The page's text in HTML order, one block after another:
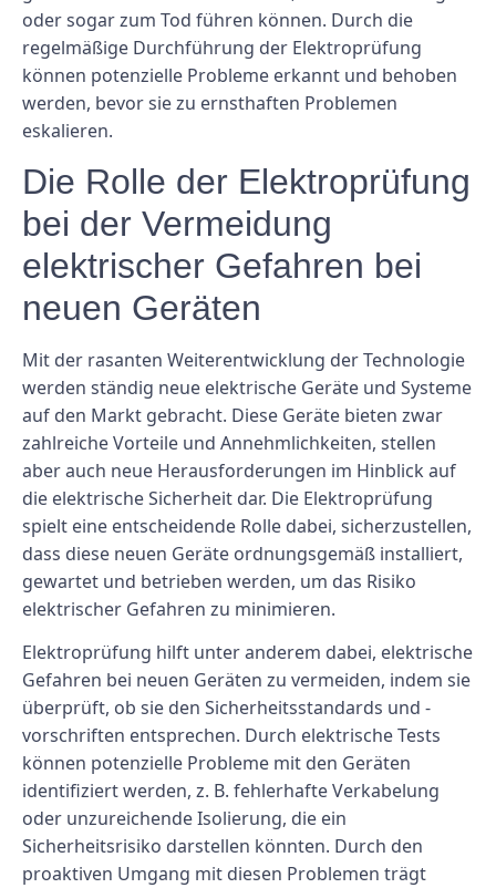
oder sogar zum Tod führen können. Durch die
regelmäßige Durchführung der Elektroprüfung
können potenzielle Probleme erkannt und behoben
werden, bevor sie zu ernsthaften Problemen
eskalieren.
Die Rolle der Elektroprüfung
bei der Vermeidung
elektrischer Gefahren bei
neuen Geräten
Mit der rasanten Weiterentwicklung der Technologie
werden ständig neue elektrische Geräte und Systeme
auf den Markt gebracht. Diese Geräte bieten zwar
zahlreiche Vorteile und Annehmlichkeiten, stellen
aber auch neue Herausforderungen im Hinblick auf
die elektrische Sicherheit dar. Die Elektroprüfung
spielt eine entscheidende Rolle dabei, sicherzustellen,
dass diese neuen Geräte ordnungsgemäß installiert,
gewartet und betrieben werden, um das Risiko
elektrischer Gefahren zu minimieren.
Elektroprüfung hilft unter anderem dabei, elektrische
Gefahren bei neuen Geräten zu vermeiden, indem sie
überprüft, ob sie den Sicherheitsstandards und -
vorschriften entsprechen. Durch elektrische Tests
können potenzielle Probleme mit den Geräten
identifiziert werden, z. B. fehlerhafte Verkabelung
oder unzureichende Isolierung, die ein
Sicherheitsrisiko darstellen könnten. Durch den
proaktiven Umgang mit diesen Problemen trägt